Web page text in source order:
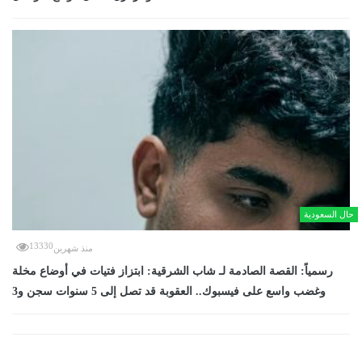
حال السعودية
منذ شهرين13330
رسمياً: القصة الصادمة لـ شاب الشرقية: ابتزاز فتيات في أوضاع مخلة
وغضب واسع على فيسبوك.. العقوبة قد تصل إلى 5 سنوات سجن و3